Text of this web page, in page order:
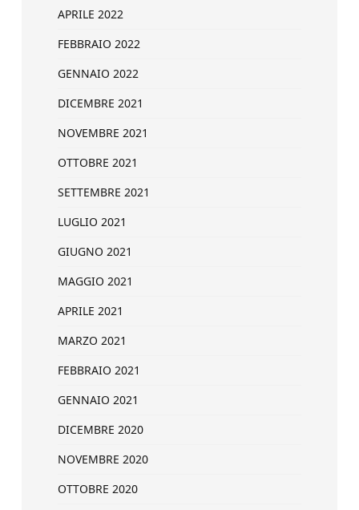
APRILE 2022
FEBBRAIO 2022
GENNAIO 2022
DICEMBRE 2021
NOVEMBRE 2021
OTTOBRE 2021
SETTEMBRE 2021
LUGLIO 2021
GIUGNO 2021
MAGGIO 2021
APRILE 2021
MARZO 2021
FEBBRAIO 2021
GENNAIO 2021
DICEMBRE 2020
NOVEMBRE 2020
OTTOBRE 2020